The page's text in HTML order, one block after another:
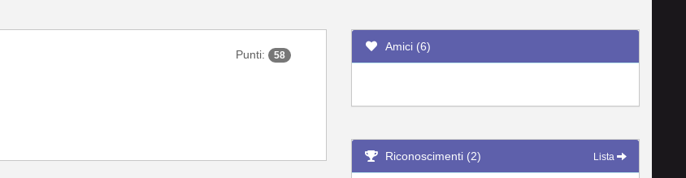
Punti: 58
Amici (6)
Riconoscimenti (2) Lista